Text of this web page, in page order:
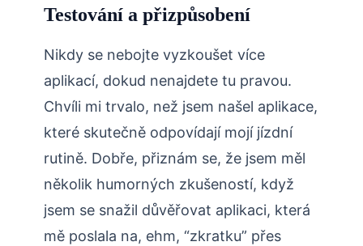
Testování a přizpůsobení
Nikdy se nebojte vyzkoušet více
aplikací, dokud nenajdete tu pravou.
Chvíli mi trvalo, než jsem našel aplikace,
které skutečně odpovídají mojí jízdní
rutině. Dobře, přiznám se, že jsem měl
několik humorných zkušeností, když
jsem se snažil důvěřovat aplikaci, která
mě poslala na, ehm, “zkratku” přes